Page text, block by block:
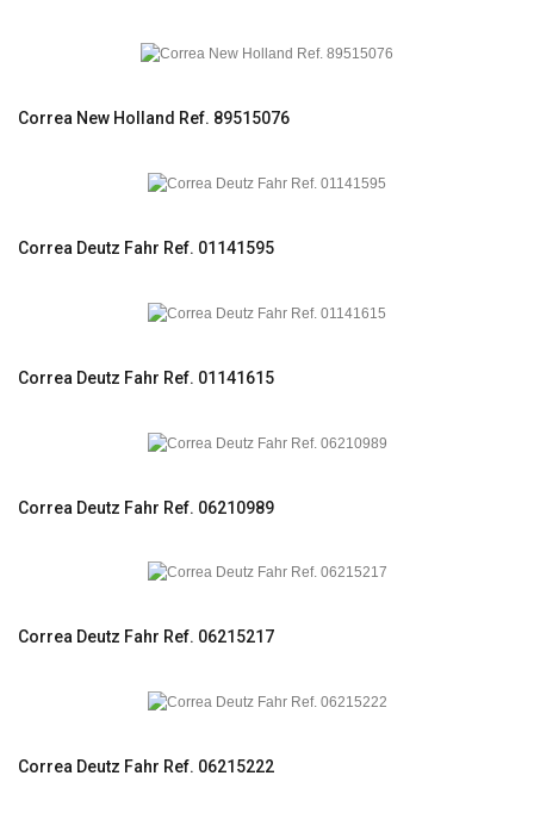
Correa New Holland Ref. 89515076
Correa Deutz Fahr Ref. 01141595
Correa Deutz Fahr Ref. 01141615
Correa Deutz Fahr Ref. 06210989
Correa Deutz Fahr Ref. 06215217
Correa Deutz Fahr Ref. 06215222